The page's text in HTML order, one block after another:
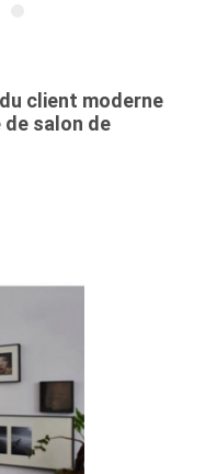
client moderne
de salon de